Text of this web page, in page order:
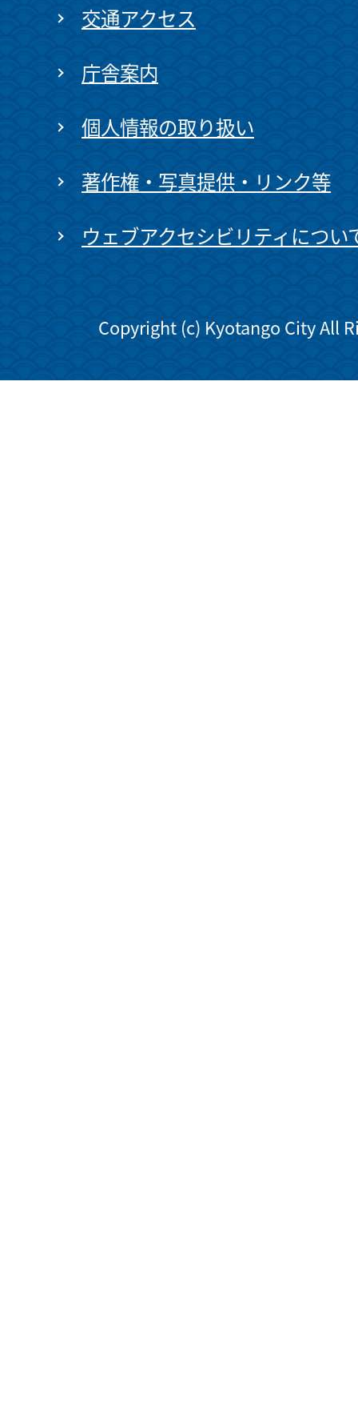
交通アクセス
庁舎案内
個人情報の取り扱い
著作権・写真提供・リンク等
ウェブアクセシビリティについ
Copyright (c) Kyotango City All